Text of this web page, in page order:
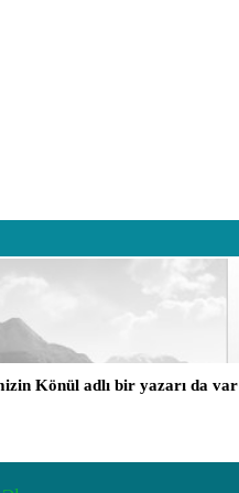
Könül adlı bir yazarı da var